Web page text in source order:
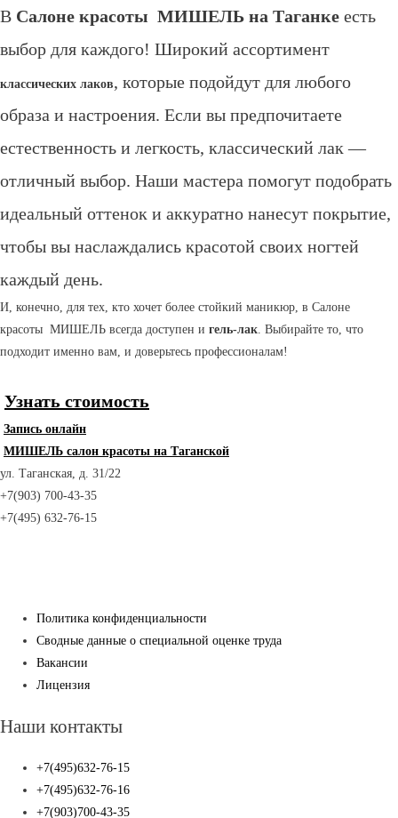
В Салоне красоты МИШЕЛЬ на Таганке есть
выбор для каждого! Широкий ассортимент
классических лаков, которые подойдут для любого
образа и настроения. Если вы предпочитаете
естественность и легкость, классический лак —
отличный выбор. Наши мастера помогут подобрать
идеальный оттенок и аккуратно нанесут покрытие,
чтобы вы наслаждались красотой своих ногтей
каждый день.
И, конечно, для тех, кто хочет более стойкий маникюр, в Салоне
красоты МИШЕЛЬ всегда доступен и гель-лак. Выбирайте то, что
подходит именно вам, и доверьтесь профессионалам!
Узнать стоимость
Запись онлайн
МИШЕЛЬ салон красоты на Таганской
ул. Таганская, д. 31/22
+7(903) 700-43-35
+7(495) 632-76-15
Политика конфиденциальности
Сводные данные о специальной оценке труда
Вакансии
Лицензия
Наши контакты
+7(495)632-76-15
+7(495)632-76-16
+7(903)700-43-35